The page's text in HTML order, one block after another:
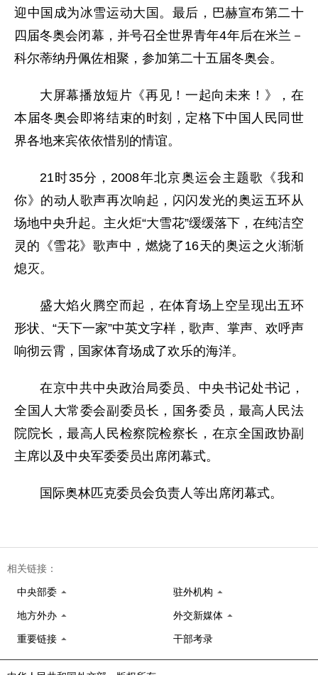
迎中国成为冰雪运动大国。最后，巴赫宣布第二十
四届冬奥会闭幕，并号召全世界青年4年后在米兰－
科尔蒂纳丹佩佐相聚，参加第二十五届冬奥会。
大屏幕播放短片《再见！一起向未来！》，在
本届冬奥会即将结束的时刻，定格下中国人民同世
界各地来宾依依惜别的情谊。
21时35分，2008年北京奥运会主题歌《我和
你》的动人歌声再次响起，闪闪发光的奥运五环从
场地中央升起。主火炬“大雪花”缓缓落下，在纯洁空
灵的《雪花》歌声中，燃烧了16天的奥运之火渐渐
熄灭。
盛大焰火腾空而起，在体育场上空呈现出五环
形状、“天下一家”中英文字样，歌声、掌声、欢呼声
响彻云霄，国家体育场成了欢乐的海洋。
在京中共中央政治局委员、中央书记处书记，
全国人大常委会副委员长，国务委员，最高人民法
院院长，最高人民检察院检察长，在京全国政协副
主席以及中央军委委员出席闭幕式。
国际奥林匹克委员会负责人等出席闭幕式。
相关链接：
中央部委 驻外机构
地方外办 外交新媒体
重要链接 干部考录